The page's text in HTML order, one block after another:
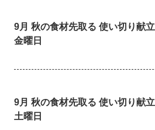
9月 秋の食材先取る 使い切り献立
金曜日
9月 秋の食材先取る 使い切り献立
土曜日